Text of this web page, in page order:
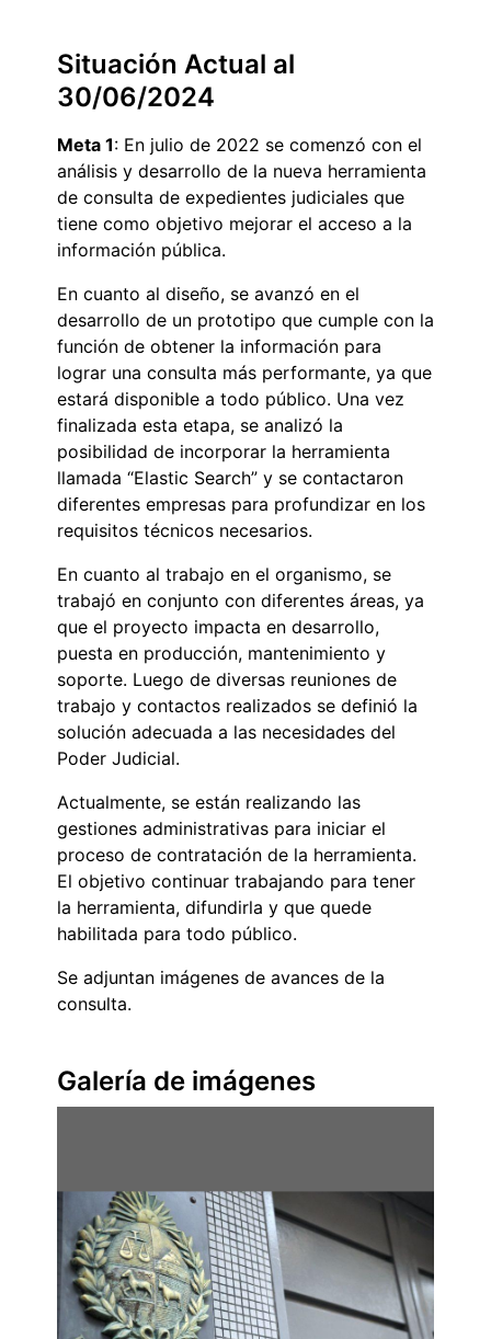
Situación Actual al
30/06/2024
Meta 1: En julio de 2022 se comenzó con el
análisis y desarrollo de la nueva herramienta
de consulta de expedientes judiciales que
tiene como objetivo mejorar el acceso a la
información pública.
En cuanto al diseño, se avanzó en el
desarrollo de un prototipo que cumple con la
función de obtener la información para
lograr una consulta más performante, ya que
estará disponible a todo público. Una vez
finalizada esta etapa, se analizó la
posibilidad de incorporar la herramienta
llamada “Elastic Search” y se contactaron
diferentes empresas para profundizar en los
requisitos técnicos necesarios.
En cuanto al trabajo en el organismo, se
trabajó en conjunto con diferentes áreas, ya
que el proyecto impacta en desarrollo,
puesta en producción, mantenimiento y
soporte. Luego de diversas reuniones de
trabajo y contactos realizados se definió la
solución adecuada a las necesidades del
Poder Judicial.
Actualmente, se están realizando las
gestiones administrativas para iniciar el
proceso de contratación de la herramienta.
El objetivo continuar trabajando para tener
la herramienta, difundirla y que quede
habilitada para todo público.
Se adjuntan imágenes de avances de la
consulta.
Galería de imágenes